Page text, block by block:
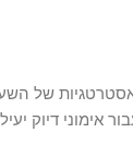
של השער –
דיוק יעילים